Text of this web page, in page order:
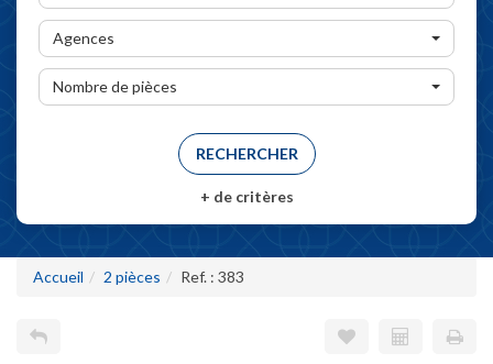
Agences
Nombre de pièces
+ de critères
Accueil 2 pièces Ref. : 383